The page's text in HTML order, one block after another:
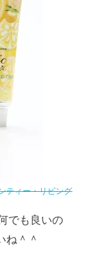
ティー・リビング
でも良いの
ね＾＾